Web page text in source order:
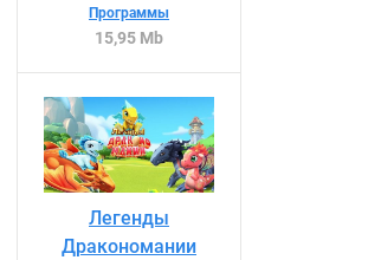
Программы
15,95 Mb
Легенды
Дракономании